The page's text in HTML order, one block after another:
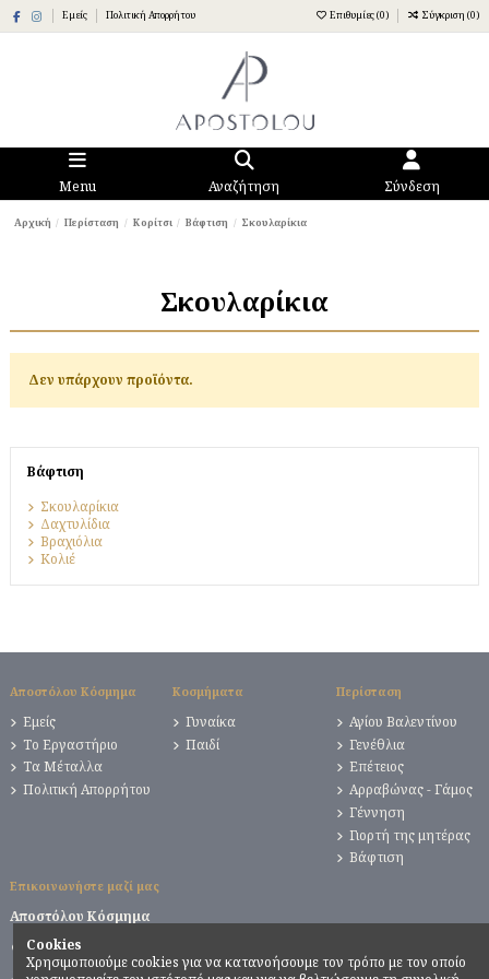
Εμείς Πολιτική Απορρήτου Επιθυμίες (0) Σύγκριση (0)
Menu Αναζήτηση Σύνδεση
Αρχική Περίσταση Κορίτσι Βάφτιση Σκουλαρίκια
Σκουλαρίκια
Δεν υπάρχουν προϊόντα.
Βάφτιση
Σκουλαρίκια
Δαχτυλίδια
Βραχιόλια
Κολιέ
Αποστόλου Κόσμημα
Εμείς
Το Εργαστήριο
Τα Μέταλλα
Πολιτική Απορρήτου
Κοσμήματα
Γυναίκα
Παιδί
Περίσταση
Αγίου Βαλεντίνου
Γενέθλια
Επέτειος
Αρραβώνας - Γάμος
Γέννηση
Γιορτή της μητέρας
Βάφτιση
Επικοινωνήστε μαζί μας
Αποστόλου Κόσμημα
Λεωφ. Ηρ. Πολυτεχνείου 6,
Πειραιάς 185 31
Cookies
Χρησιμοποιούμε cookies για να κατανοήσουμε τον τρόπο με τον οποίο